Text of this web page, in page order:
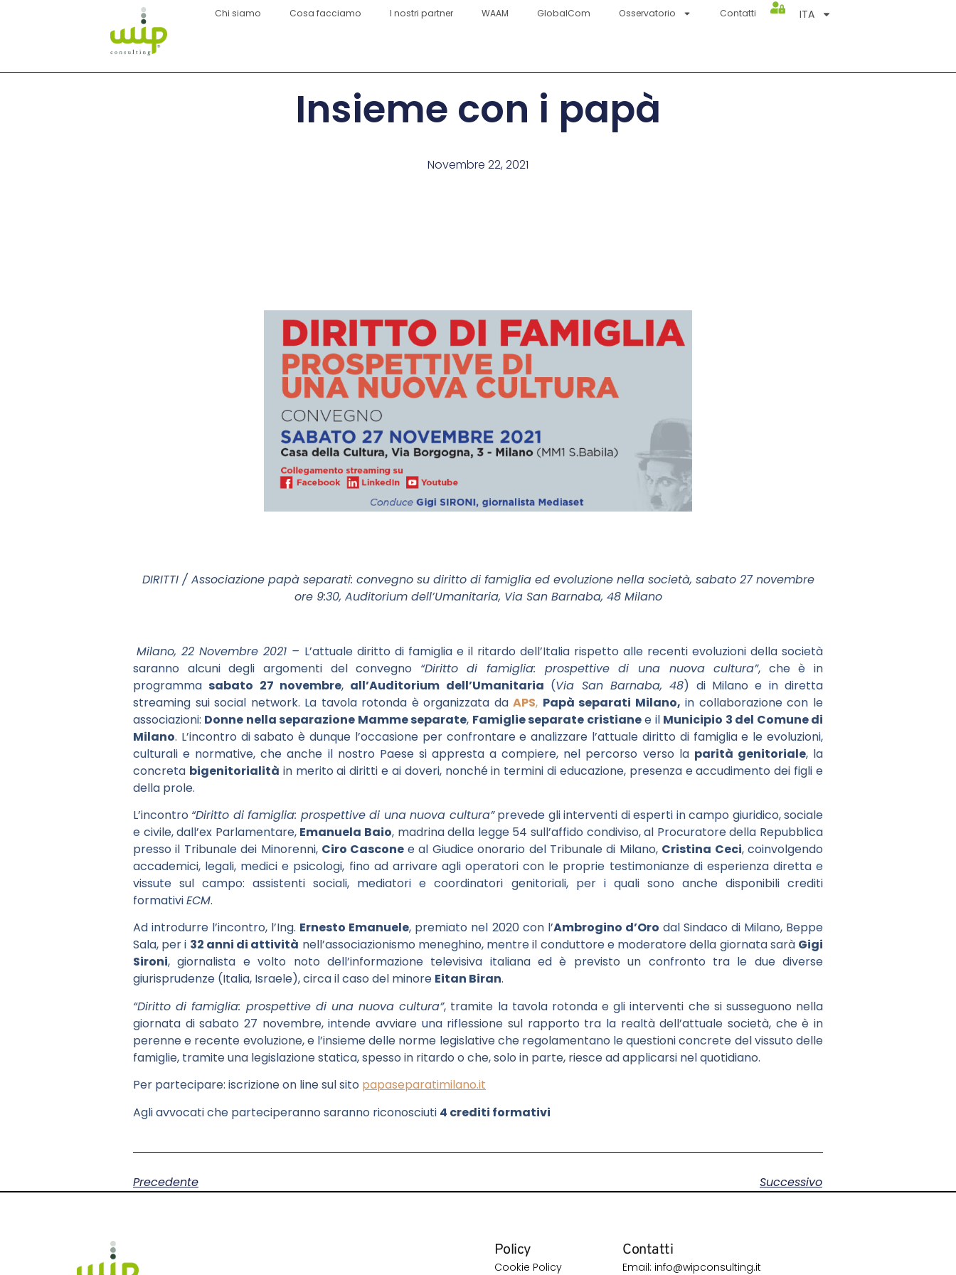
Chi siamo Cosa facciamo I nostri partner WAAM GlobalCom Osservatorio Contatti ITA
Insieme con i papà
Novembre 22, 2021
DIRITTI / Associazione papà separati: convegno su diritto di famiglia ed evoluzione nella società, sabato 27 novembre
ore 9:30, Auditorium dell’Umanitaria, Via San Barnaba, 48 Milano
Milano, 22 Novembre 2021 – L’attuale diritto di famiglia e il ritardo dell’Italia rispetto alle recenti evoluzioni della società
saranno alcuni degli argomenti del convegno “Diritto di famiglia: prospettive di una nuova cultura”, che è in
programmasabato 27 novembre, all’Auditorium dell’Umanitaria (Via San Barnaba, 48) di Milano e in diretta
streaming sui social network. La tavola rotonda è organizzata daAPS, Papà separati Milano, in collaborazione con le
associazioni: Donne nella separazione Mamme separate, Famiglie separate cristianee il Municipio 3 del Comune di
Milano. L’incontro di sabato è dunque l’occasione per confrontare e analizzare l’attuale diritto di famiglia e le evoluzioni,
culturali e normative, che anche il nostro Paese si appresta a compiere, nel percorso verso la parità genitoriale, la
concreta bigenitorialità in merito ai diritti e ai doveri, nonché in termini di educazione, presenza e accudimento dei figli e
della prole.
L’incontro “Diritto di famiglia: prospettive di una nuova cultura”prevede gli interventi di esperti in campo giuridico, sociale
e civile, dall’ex Parlamentare, Emanuela Baio, madrina della legge 54 sull’affido condiviso, al Procuratore della Repubblica
presso il Tribunale dei Minorenni, Ciro Cascone e al Giudice onorario del Tribunale di Milano, Cristina Ceci, coinvolgendo
accademici, legali, medici e psicologi, fino ad arrivare agli operatori con le proprie testimonianze di esperienza diretta e
vissute sul campo: assistenti sociali, mediatori e coordinatori genitoriali, per i quali sono anche disponibili crediti
formativiECM.
Ad introdurre l’incontro, l’Ing. Ernesto Emanuele, premiato nel 2020 con l’Ambrogino d’Oro dal Sindaco di Milano, Beppe
Sala, per i 32 anni di attività nell’associazionismo meneghino, mentre il conduttore e moderatore della giornata sarà Gigi
Sironi, giornalista e volto noto dell’informazione televisiva italiana ed è previsto un confronto tra le due diverse
giurisprudenze (Italia, Israele), circa il caso del minore Eitan Biran.
“Diritto di famiglia: prospettive di una nuova cultura”, tramite la tavola rotonda e gli interventi che si susseguono nella
giornata di sabato 27 novembre, intende avviare una riflessione sul rapporto tra la realtà dell’attuale società, che è in
perenne e recente evoluzione, e l’insieme delle norme legislative che regolamentano le questioni concrete del vissuto delle
famiglie, tramite una legislazione statica, spesso in ritardo o che, solo in parte, riesce ad applicarsi nel quotidiano.
Per partecipare: iscrizione on line sul sito papaseparatimilano.it
Agli avvocati che parteciperanno saranno riconosciuti 4 crediti formativi
Precedente Successivo
Policy
Cookie Policy
Contatti
Email: info@wipconsulting.it